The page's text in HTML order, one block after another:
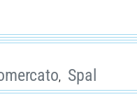
Spal